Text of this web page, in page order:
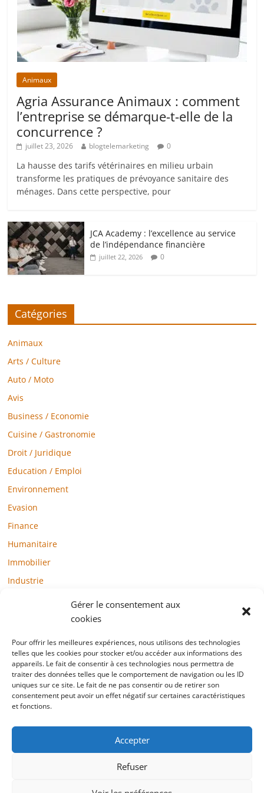
Gérer le consentement aux
cookies
Pour offrir les meilleures expériences, nous utilisons des technologies
telles que les cookies pour stocker et/ou accéder aux informations des
appareils. Le fait de consentir à ces technologies nous permettra de
traiter des données telles que le comportement de navigation ou les ID
uniques sur ce site. Le fait de ne pas consentir ou de retirer son
consentement peut avoir un effet négatif sur certaines caractéristiques
et fonctions.
Accepter
Refuser
Animaux
Agria Assurance Animaux : comment
l’entreprise se démarque-t-elle de la
concurrence ?
juillet 23, 2026 blogtelemarketing 0
La hausse des tarifs vétérinaires en milieu urbain
transforme les pratiques de prévoyance sanitaire des
ménages. Dans cette perspective, pour
JCA Academy : l’excellence au service
de l’indépendance financière
juillet 22, 2026 0
Catégories
Animaux
Arts / Culture
Auto / Moto
Avis
Business / Economie
Cuisine / Gastronomie
Droit / Juridique
Education / Emploi
Environnement
Evasion
Finance
Humanitaire
Immobilier
Industrie
Mode / Beauté / Bien-être
Santé
Société
Sports
Technologie / Internet